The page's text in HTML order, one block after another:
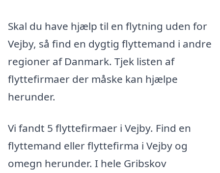
Skal du have hjælp til en flytning uden for
Vejby, så find en dygtig flyttemand i andre
regioner af Danmark. Tjek listen af
flyttefirmaer der måske kan hjælpe
herunder.
Vi fandt 5 flyttefirmaer i Vejby. Find en
flyttemand eller flyttefirma i Vejby og
omegn herunder. I hele Gribskov